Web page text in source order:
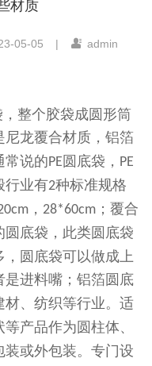
材质
05-05 | admin
整个胶袋成圆形筒
尼龙覆合材质，铝箔
常说的PE 圆底袋， PE
行业有2种标准规格
，28*60cm ；覆合
圆底袋，此类圆底袋
圆底袋可以做成上
是进料嘴；铝箔圆底
材、纺织等行业。适
产品作为圆柱体、
或外包装。专门设